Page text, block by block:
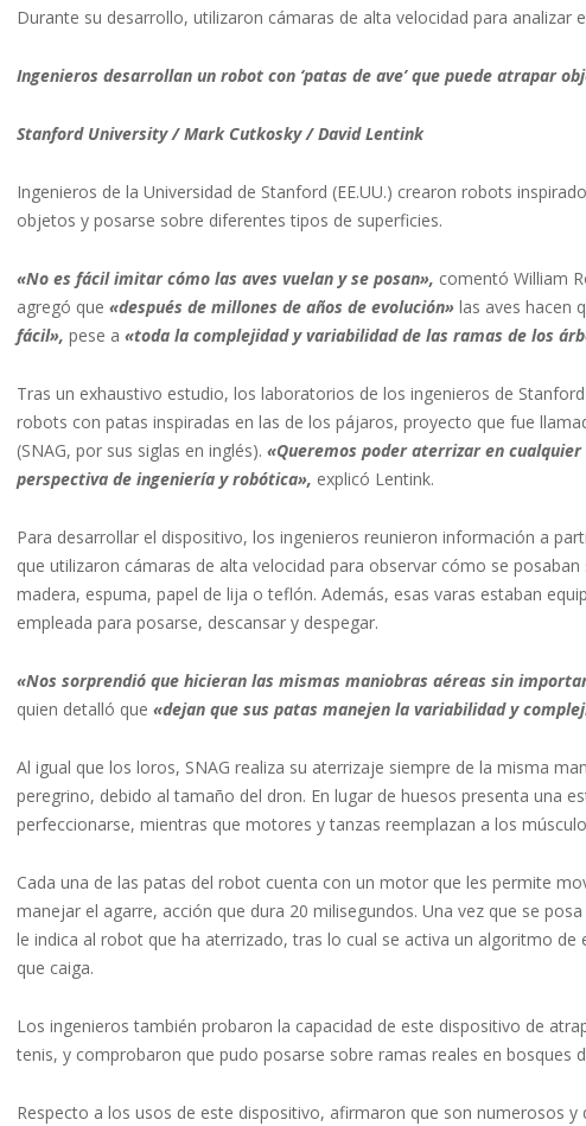
Durante su desarrollo, utilizaron cámaras de alta velocidad para analizar
Ingenieros desarrollan un robot con ‘patas de ave’ que puede atrapar
Stanford University / Mark Cutkosky / David Lentink
Ingenieros de la Universidad de Stanford (EE.UU.) crearon robots
objetos y posarse sobre diferentes tipos de superficies.
«No es fácil imitar cómo las aves vuelan y se posan», comentó William
agregó que «después de millones de años de evolución» las aves hacen
fácil», pese a «toda la complejidad y variabilidad de las ramas de los
Tras un exhaustivo estudio, los laboratorios de los ingenieros de
robots con patas inspiradas en las de los pájaros, proyecto que fue
(SNAG, por sus siglas en inglés). «Queremos poder aterrizar en
perspectiva de ingeniería y robótica», explicó Lentink.
Para desarrollar el dispositivo, los ingenieros reunieron información a
que utilizaron cámaras de alta velocidad para observar cómo se
madera, espuma, papel de lija o teflón. Además, esas varas estaban
empleada para posarse, descansar y despegar.
«Nos sorprendió que hicieran las mismas maniobras aéreas sin
quien detalló que «dejan que sus patas manejen la variabilidad y
Al igual que los loros, SNAG realiza su aterrizaje siempre de la misma
peregrino, debido al tamaño del dron. En lugar de huesos presenta una
perfeccionarse, mientras que motores y tanzas reemplazan a los
Cada una de las patas del robot cuenta con un motor que les permite
manejar el agarre, acción que dura 20 milisegundos. Una vez que se
le indica al robot que ha aterrizado, tras lo cual se activa un algoritmo
que caiga.
Los ingenieros también probaron la capacidad de este dispositivo de
tenis, y comprobaron que pudo posarse sobre ramas reales en bosques
Respecto a los usos de este dispositivo, afirmaron que son numerosos